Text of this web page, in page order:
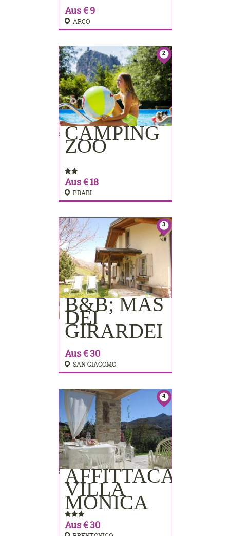
Aus € 9
ARCO
2
CAMPING
ZOO
Aus € 18
PRABI
BUCHEN
3
B&B; MAS
DEI
GIRARDEI
Aus € 30
SAN GIACOMO
BUCHEN
4
VILLA
MONICA
Aus € 30
BUCHEN